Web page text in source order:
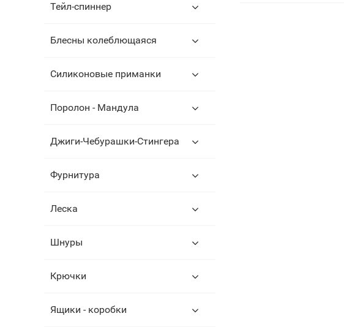
Тейл-спиннер
Блесны колеблющаяся
Силиконовые приманки
Поролон - Мандула
Джиги-Чебурашки-Стингера
Фурнитура
Леска
Шнуры
Крючки
Ящики - коробки